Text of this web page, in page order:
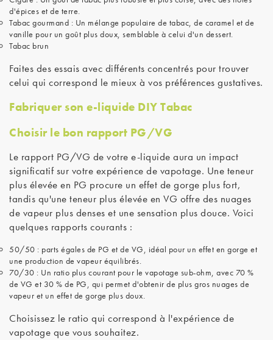
d'épices et de terre.
Tabac gourmand : Un mélange populaire de tabac, de caramel et de
vanille pour un goût plus doux, semblable à celui d'un dessert.
Tabac brun
Faites des essais avec différents concentrés pour trouver
celui qui correspond le mieux à vos préférences gustatives.
Fabriquer son e-liquide DIY Tabac
Choisir le bon rapport PG/VG
Le rapport PG/VG de votre e-liquide aura un impact
significatif sur votre expérience de vapotage. Une teneur
plus élevée en PG procure un effet de gorge plus fort,
tandis qu'une teneur plus élevée en VG offre des nuages
de vapeur plus denses et une sensation plus douce. Voici
quelques rapports courants :
50/50 : parts égales de PG et de VG, idéal pour un effet en gorge et
une production de vapeur équilibrés.
70/30 : Un ratio plus courant pour le vapotage sub-ohm, avec 70 %
de VG et 30 % de PG, qui permet d'obtenir de plus gros nuages de
vapeur et un effet de gorge plus doux.
Choisissez le ratio qui correspond à l'expérience de
vapotage que vous souhaitez.